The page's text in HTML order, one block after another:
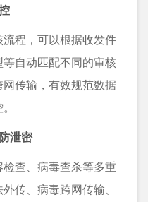
程，可以根据收发件
自动匹配不同的审核
传输，有效规范数据
泄密
查、病毒查杀等多重
传、病毒跨网传输、